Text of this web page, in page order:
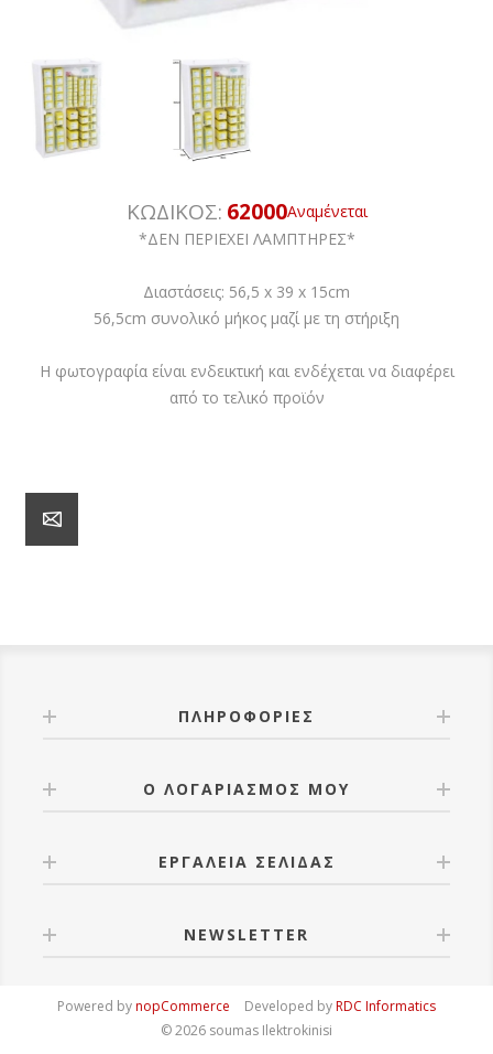
ΚΩΔΙΚΟΣ: 62000Αναμένεται
*ΔΕΝ ΠΕΡΙΕΧΕΙ ΛΑΜΠΤΗΡΕΣ*
Διαστάσεις: 56,5 x 39 x 15cm
56,5cm συνολικό μήκος μαζί με τη στήριξη
Η φωτογραφία είναι ενδεικτική και ενδέχεται να διαφέρει
από το τελικό προϊόν
ΠΛΗΡΟΦΟΡΊΕΣ
Ο ΛΟΓΑΡΙΑΣΜΌΣ ΜΟΥ
ΕΡΓΑΛΕΊΑ ΣΕΛΊΔΑΣ
NEWSLETTER
Powered bynopCommerce Developed byRDC Informatics
© 2026 soumas Ilektrokinisi